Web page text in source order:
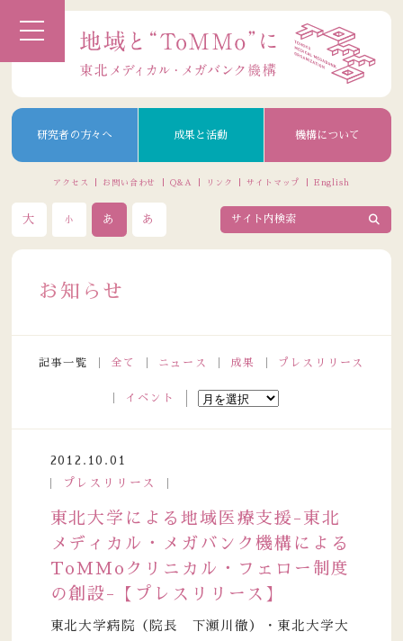
研究者の方々へ 成果と活動 機構について
アクセス お問い合わせ Q&A リンク サイトマップ English
大 小 あ あ
お知らせ
記事一覧 全て ニュース 成果 プレスリリース
イベント
2012.10.01
プレスリリース
東北大学による地域医療支援-東北
メディカル・メガバンク機構による
ToMMoクリニカル・フェロー制度
の創設-【プレスリリース】
東北大学病院（院長 下瀬川徹）・東北大学大